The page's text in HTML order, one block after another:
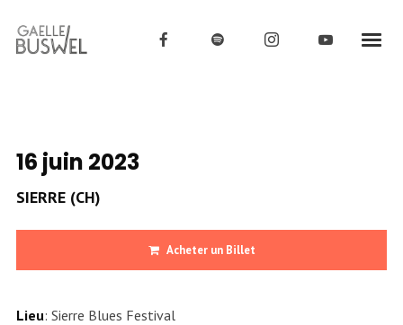
16 juin 2023
SIERRE (CH)
Acheter un Billet
Lieu: Sierre Blues Festival